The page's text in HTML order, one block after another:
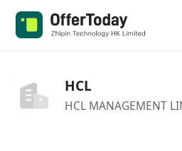
HCL
HCL MANAGEMENT